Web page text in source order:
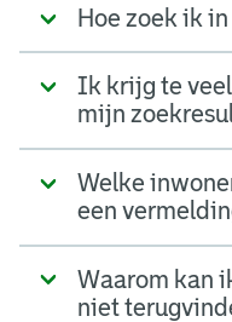
Hoe zoek ik
Ik krijg te
mijn
Welke
een
Waarom kan
niet